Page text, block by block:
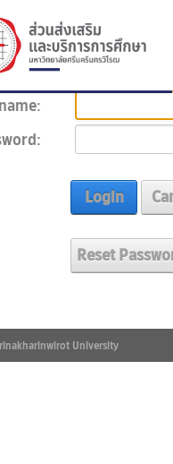
Login
Reset
University